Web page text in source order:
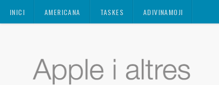
INICI AMERICANA TASKES ADIVINAMOJI